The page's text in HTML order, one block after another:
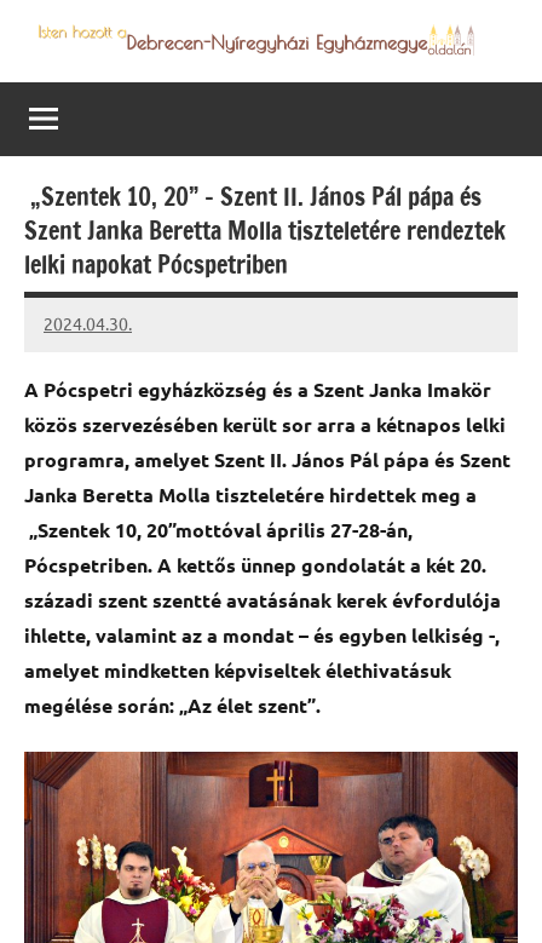
content
Debrecen-
Nyíregyházi
Egyházmegye
programjai
„Szentek 10, 20” – Szent II. János Pál pápa és
Szent Janka Beretta Molla tiszteletére rendeztek
lelki napokat Pócspetriben
2024.04.30.
kovacs.agi
A Pócspetri egyházközség és a Szent Janka Imakör
közös szervezésében került sor arra a kétnapos lelki
programra, amelyet Szent II. János Pál pápa és Szent
Janka Beretta Molla tiszteletére hirdettek meg a
„Szentek 10, 20”mottóval április 27-28-án,
Pócspetriben. A kettős ünnep gondolatát a két 20.
századi szent szentté avatásának kerek évfordulója
ihlette, valamint az a mondat – és egyben lelkiség -,
amelyet mindketten képviseltek élethivatásuk
megélése során: „Az élet szent”.